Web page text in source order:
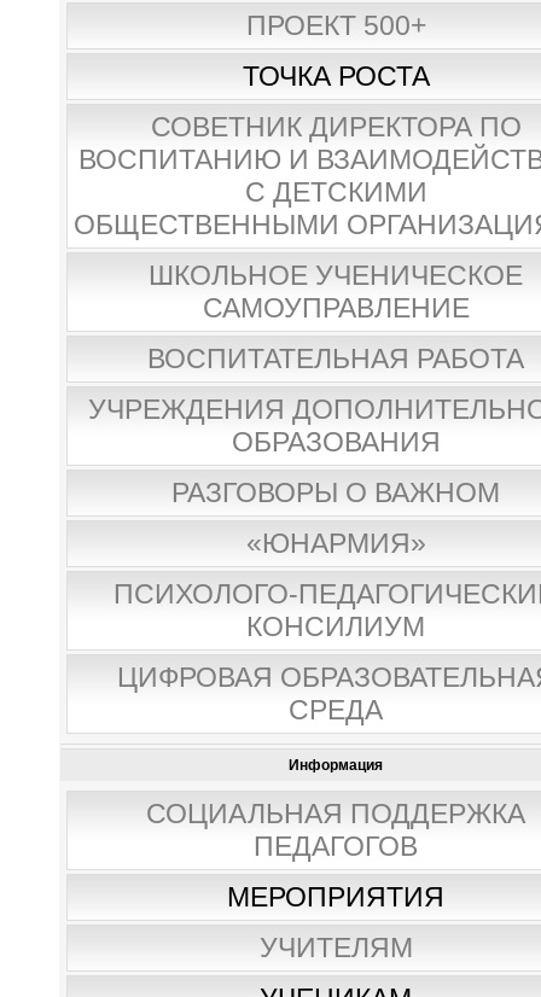
ПРОЕКТ 500+
ТОЧКА РОСТА
СОВЕТНИК ДИРЕКТОРА ПО
ВОСПИТАНИЮ И
С ДЕТСКИМИ
ОБЩЕСТВЕННЫМИ
ШКОЛЬНОЕ УЧЕНИЧЕСКОЕ
САМОУПРАВЛЕНИЕ
ВОСПИТАТЕЛЬНАЯ РАБОТА
УЧРЕЖДЕНИЯ
ОБРАЗОВАНИЯ
РАЗГОВОРЫ О ВАЖНОМ
«ЮНАРМИЯ»
ПСИХОЛОГО-
КОНСИЛИУМ
ЦИФРОВАЯ
СРЕДА
Информация
СОЦИАЛЬНАЯ ПОДДЕРЖКА
ПЕДАГОГОВ
МЕРОПРИЯТИЯ
УЧИТЕЛЯМ